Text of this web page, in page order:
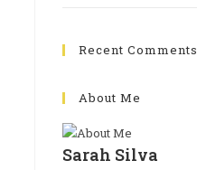
Recent Comments
About Me
Sarah Silva